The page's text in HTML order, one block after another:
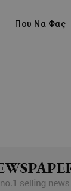
Που Να Φας